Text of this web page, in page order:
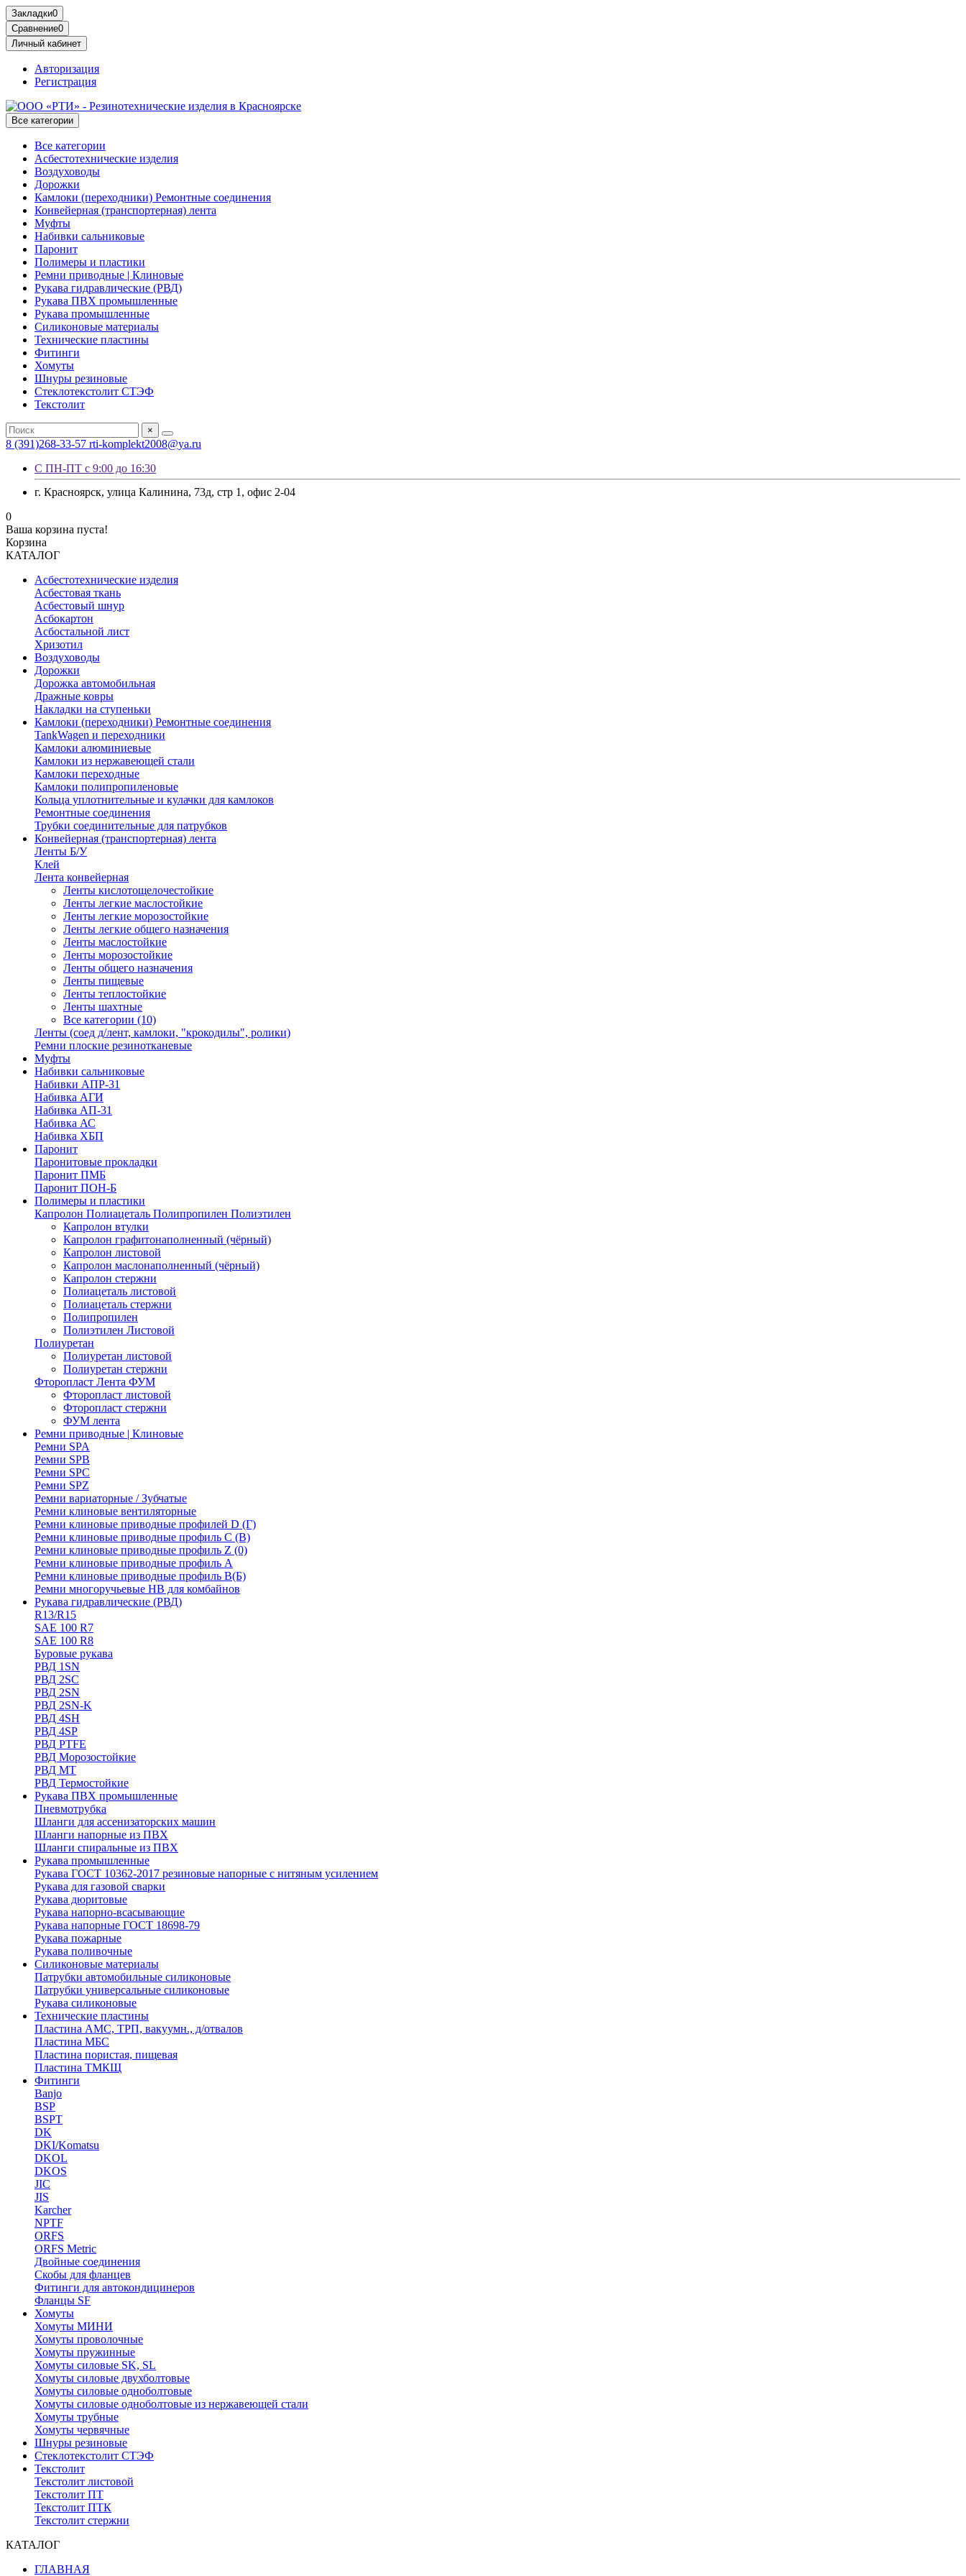
Закладки0
Сравнение0
Личный кабинет
Авторизация
Регистрация
Все категории
Все категории
Асбестотехнические изделия
Воздуховоды
Дорожки
Камлоки (переходники) Ремонтные соединения
Конвейерная (транспортерная) лента
Муфты
Набивки сальниковые
Паронит
Полимеры и пластики
Ремни приводные | Клиновые
Рукава гидравлические (РВД)
Рукава ПВХ промышленные
Рукава промышленные
Силиконовые материалы
Технические пластины
Фитинги
Хомуты
Шнуры резиновые
Стеклотекстолит СТЭФ
Текстолит
×
8 (391)268-33-57 rti-komplekt2008@ya.ru
С ПН-ПТ с 9:00 до 16:30
г. Красноярск, улица Калинина, 73д, стр 1, офис 2-04
0
Ваша корзина пуста!
Корзина
КАТАЛОГ
Асбестотехнические изделия
Асбестовая ткань
Асбестовый шнур
Асбокартон
Асбостальной лист
Хризотил
Воздуховоды
Дорожки
Дорожка автомобильная
Дражные ковры
Накладки на ступеньки
Камлоки (переходники) Ремонтные соединения
TankWagen и переходники
Камлоки алюминиевые
Камлоки из нержавеющей стали
Камлоки переходные
Камлоки полипропиленовые
Кольца уплотнительные и кулачки для камлоков
Ремонтные соединения
Трубки соединительные для патрубков
Конвейерная (транспортерная) лента
Ленты Б/У
Клей
Лента конвейерная
Ленты кислотощелочестойкие
Ленты легкие маслостойкие
Ленты легкие морозостойкие
Ленты легкие общего назначения
Ленты маслостойкие
Ленты морозостойкие
Ленты общего назначения
Ленты пищевые
Ленты теплостойкие
Ленты шахтные
Все категории (10)
Ленты (соед д/лент, камлоки, "крокодилы", ролики)
Ремни плоские резинотканевые
Муфты
Набивки сальниковые
Набивки АПР-31
Набивка АГИ
Набивка АП-31
Набивка АС
Набивка ХБП
Паронит
Паронитовые прокладки
Паронит ПМБ
Паронит ПОН-Б
Полимеры и пластики
Капролон Полиацеталь Полипропилен Полиэтилен
Капролон втулки
Капролон графитонаполненный (чёрный)
Капролон листовой
Капролон маслонаполненный (чёрный)
Капролон стержни
Полиацеталь листовой
Полиацеталь стержни
Полипропилен
Полиэтилен Листовой
Полиуретан
Полиуретан листовой
Полиуретан стержни
Фторопласт Лента ФУМ
Фторопласт листовой
Фторопласт стержни
ФУМ лента
Ремни приводные | Клиновые
Ремни SPA
Ремни SPB
Ремни SPC
Ремни SPZ
Ремни вариаторные / Зубчатые
Ремни клиновые вентиляторные
Ремни клиновые приводные профилей D (Г)
Ремни клиновые приводные профиль C (В)
Ремни клиновые приводные профиль Z (0)
Ремни клиновые приводные профиль А
Ремни клиновые приводные профиль В(Б)
Ремни многоручьевые НВ для комбайнов
Рукава гидравлические (РВД)
R13/R15
SAE 100 R7
SAE 100 R8
Буровые рукава
РВД 1SN
РВД 2SC
РВД 2SN
РВД 2SN-K
РВД 4SH
РВД 4SP
РВД PTFE
РВД Морозостойкие
РВД МТ
РВД Термостойкие
Рукава ПВХ промышленные
Пневмотрубка
Шланги для ассенизаторских машин
Шланги напорные из ПВХ
Шланги спиральные из ПВХ
Рукава промышленные
Рукава ГОСТ 10362-2017 резиновые напорные с нитяным усилением
Рукава для газовой сварки
Рукава дюритовые
Рукава напорно-всасывающие
Рукава напорные ГОСТ 18698-79
Рукава пожарные
Рукава поливочные
Силиконовые материалы
Патрубки автомобильные силиконовые
Патрубки универсальные силиконовые
Рукава силиконовые
Технические пластины
Пластина АМС, ТРП, вакуумн., д/отвалов
Пластина МБС
Пластина пористая, пищевая
Пластина ТМКЩ
Фитинги
Banjo
BSP
BSPT
DK
DKI/Komatsu
DKOL
DKOS
JIC
JIS
Karcher
NPTF
ORFS
ORFS Metric
Двойные соединения
Скобы для фланцев
Фитинги для автокондицинеров
Фланцы SF
Хомуты
Хомуты МИНИ
Хомуты проволочные
Хомуты пружинные
Хомуты силовые SK, SL
Хомуты силовые двухболтовые
Хомуты силовые одноболтовые
Хомуты силовые одноболтовые из нержавеющей стали
Хомуты трубные
Хомуты червячные
Шнуры резиновые
Стеклотекстолит СТЭФ
Текстолит
Текстолит листовой
Текстолит ПТ
Текстолит ПТК
Текстолит стержни
КАТАЛОГ
ГЛАВНАЯ